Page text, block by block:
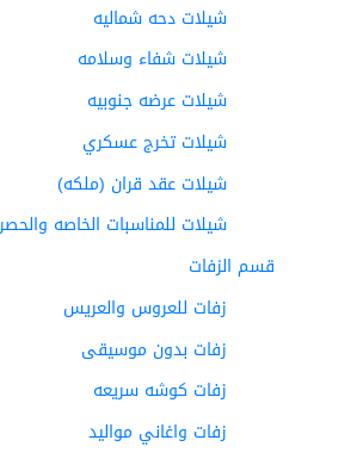
شيلات دحه شماليه
شيلات شفاء وسلامه
شيلات عرضه جنوبيه
شيلات تخرج عسكري
شيلات عقد قران (ملكه)
شيلات للمناسبات الخاصه والحصريه
قسم الزفات
زفات للعروس والعريس
زفات بدون موسيقى
زفات كوشه سريعه
زفات واغاني مواليد